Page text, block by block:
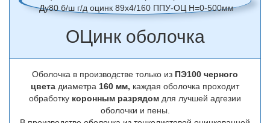
ОЦинк оболочка
Оболочка в производстве только из ПЭ100 черного
цвета диаметра 160 мм, каждая оболочка проходит
обработку коронным разрядом для лучшей адгезии
оболочки и пены.